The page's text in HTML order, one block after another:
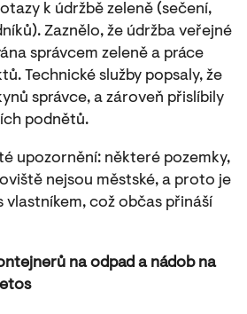
k údržbě zeleně (sečení,
Zaznělo, že údržba veřejné
správcem zeleně a práce
Technické služby popsaly, že
správce, a zároveň přislíbily
podnětů.
upozornění: některé pozemky,
nejsou městské, a proto je
vlastníkem, což občas přináší
na odpad a nádob na